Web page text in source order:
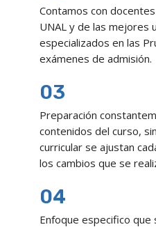
Contamos con
UNAL y de las mejores
especializados en las
exámenes de admisión.
03
Preparación
contenidos del curso,
curricular se ajustan
los cambios que se
04
Enfoque especifico que